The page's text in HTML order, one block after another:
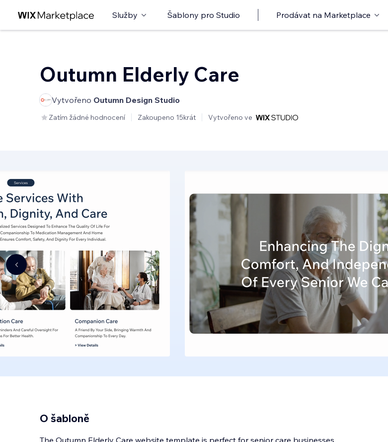
Služby Šablony pro Studio Prodávat na Marketplace
Outumn Elderly Care
Vytvořeno Outumn Design Studio
Zatím žádné hodnocení Zakoupeno 15krát Vytvořeno ve
O šabloně
The Outumn Elderly Care website template is perfect for senior care businesses,